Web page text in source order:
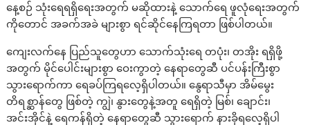
နေ့စဉ် သုံးရေရရှိရေးအတွက် မဆိုထားနဲ့ သောက်ရေ ဖူလုံရေးအတွက်
ကိုတောင် အခက်အခဲ များစွာ ရင်ဆိုင်နေကြရတာ ဖြစ်ပါတယ်။
ကျေးလက်နေ ပြည်သူတွေဟာ သောက်သုံးရေ တပုံး၊ တအိုး ရရှိဖို့
အတွက် မိုင်ပေါင်းများစွာ ဝေးကွာတဲ့ နေရာတွေဆီ ပင်ပန်းကြီးစွာ
သွားရောက်ကာ ရေခပ်ကြရလေ့ရှိပါတယ်။ နွေရာသီမှာ အိမ်မွေး
တိရစ္ဆာန်တွေ ဖြစ်တဲ့ ကျွဲ၊ နွားတွေနဲ့အတူ ရေရှိတဲ့ မြစ်၊ ချောင်း၊
အင်းအိုင်နဲ့ ရေကန်ရှိတဲ့ နေရာတွေဆီ သွားရောက် နားခိုရလေ့ရှိပါ